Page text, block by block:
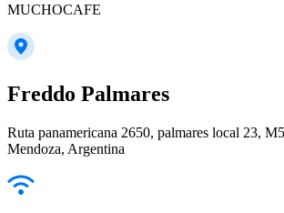
MUCHOCAFE
Freddo Palmares
Ruta panamericana 2650, palmares local 23,
Mendoza, Argentina